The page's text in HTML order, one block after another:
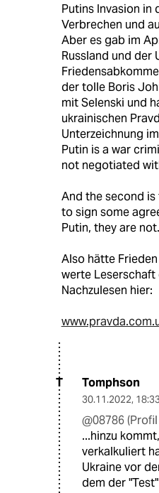
Putins Invasion in
Verbrechen und
Aber es gab im
Russland und der
der tolle Boris
mit Selenski und
ukrainischen
Unterzeichnung
Putin is a war
not negotiated
And the second is
to sign some
Putin, they are
Also hätte
werte Leserschaft
Nachzulesen hier:
T Tomphson
30.11.2022,
@08786
...hinzu
verkalkuliert
Ukraine vor
dem der